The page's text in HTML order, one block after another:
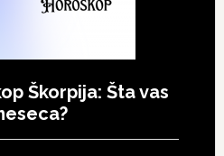
Škorpija: Šta vas